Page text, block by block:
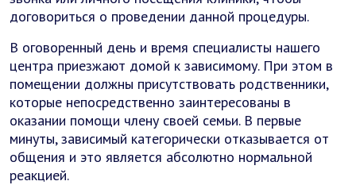
договориться о проведении данной процедуры.
В оговоренный день и время специалисты нашего
центра приезжают домой к зависимому. При этом в
помещении должны присутствовать родственники,
которые непосредственно заинтересованы в
оказании помощи члену своей семьи. В первые
минуты, зависимый категорически отказывается от
общения и это является абсолютно нормальной
реакцией.